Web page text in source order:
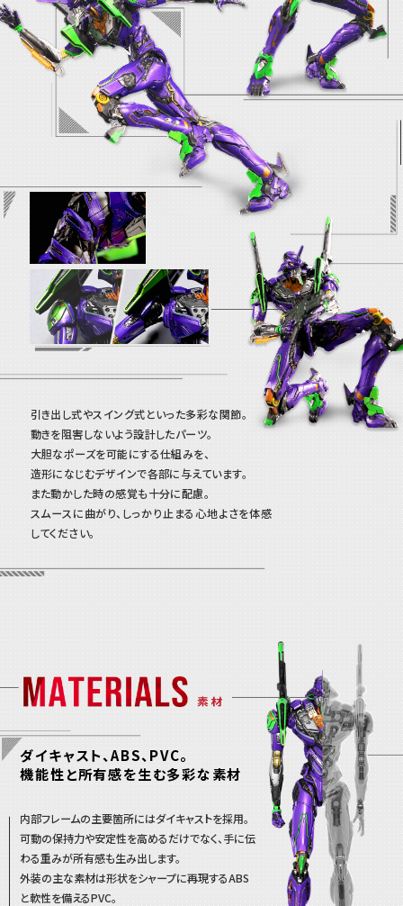
引き出し式やスイング式といった多彩な関節。
動きを阻害しないよう設計したパーツ。
大胆なポーズを可能にする仕組みを、
造形になじむデザインで各部に与えています。
また動かした時の感覚も十分に配慮。
スムースに曲がり、しっかり止まる心地よさを体感
してください。
ダイキャスト、ABS、PVC。
機能性と所有感を生む多彩な素材
内部フレームの主要箇所にはダイキャストを採用。
可動の保持力や安定性を高めるだけでなく、手に伝
わる重みが所有感も生み出します。
外装の主な素材は形状をシャープに再現するABS
と軟性を備えるPVC。